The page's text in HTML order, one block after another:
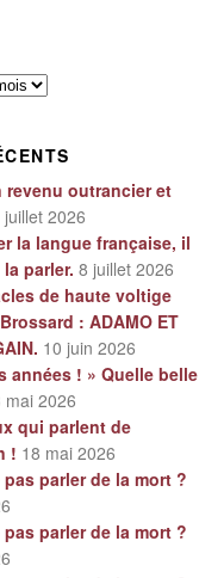
revenu outrancier et
juillet 2026
la langue française, il
parler. 8 juillet 2026
de haute voltige
: ADAMO ET
10 juin 2026
années ! » Quelle belle
mai 2026
qui parlent de
! 18 mai 2026
parler de la mort ?
parler de la mort ?